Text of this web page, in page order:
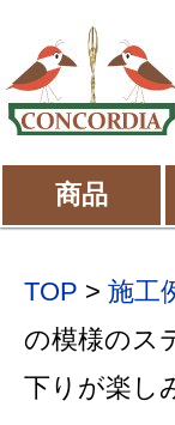
商品
TOP > 施工
の模様のス
下りが楽